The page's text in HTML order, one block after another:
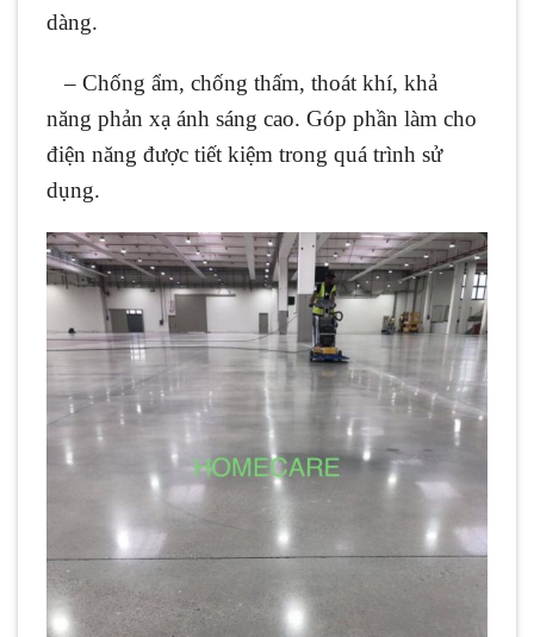
dàng.
– Chống ẩm, chống thấm, thoát khí, khả
năng phản xạ ánh sáng cao. Góp phần làm cho
điện năng được tiết kiệm trong quá trình sử
dụng.